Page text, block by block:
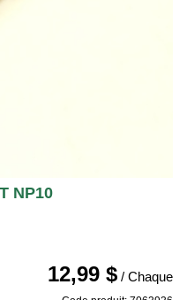
NP10
12,99 $ / Chaque